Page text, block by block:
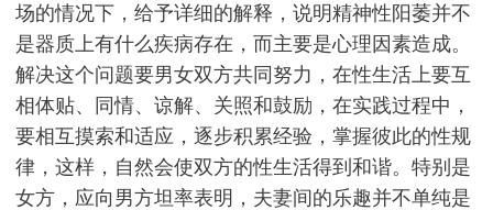
场的情况下，给予详细的解释，说明精神性阳萎并不
是器质上有什么疾病存在，而主要是心理因素造成。
解决这个问题要男女双方共同努力，在性生活上要互
相体贴、同情、谅解、关照和鼓励，在实践过程中，
要相互摸索和适应，逐步积累经验，掌握彼此的性规
律，这样，自然会使双方的性生活得到和谐。特别是
女方，应向男方坦率表明，夫妻间的乐趣并不单纯是